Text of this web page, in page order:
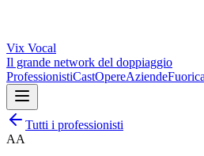
Vix Vocal
Il grande network del doppiaggio
ProfessionistiCastOpereAziende
Tutti i professionisti
AA